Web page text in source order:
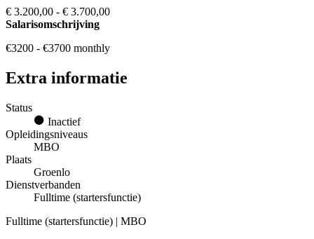
€ 3.200,00 - € 3.700,00
Salarisomschrijving
€3200 - €3700 monthly
Extra informatie
Status
Inactief
Opleidingsniveaus
MBO
Plaats
Groenlo
Dienstverbanden
Fulltime (startersfunctie)
Fulltime (startersfunctie) | MBO